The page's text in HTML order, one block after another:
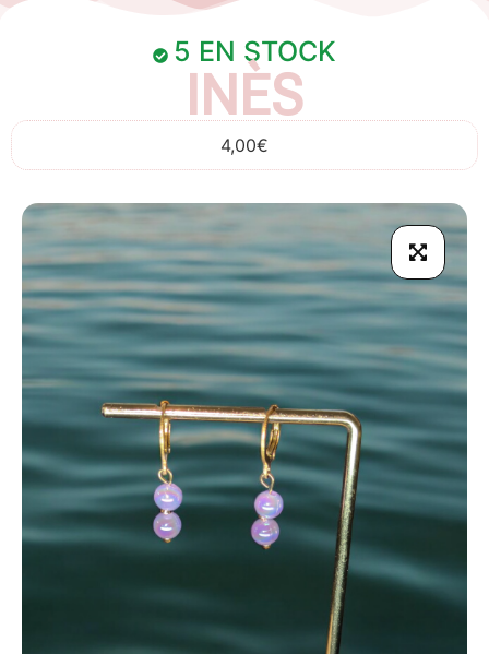
5 EN STOCK
INÈS
4,00€